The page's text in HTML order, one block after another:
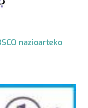
nazioarteko